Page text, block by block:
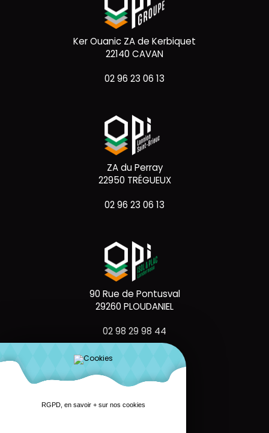
Ker Ouanic ZA de Kerbiquet
22140 CAVAN
02 96 23 06 13
ZA du Perray
22950 TRÉGUEUX
02 96 23 06 13
90 Rue de Pontusval
29260 PLOUDANIEL
02 98 29 98 44
RGPD, en savoir + sur nos cookies